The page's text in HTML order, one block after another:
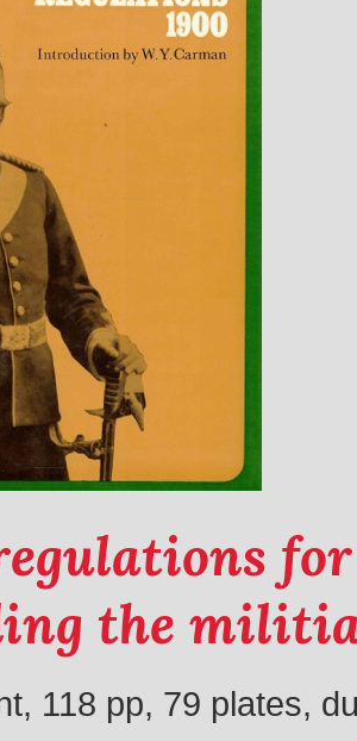
the
118 pp, 79 plates,